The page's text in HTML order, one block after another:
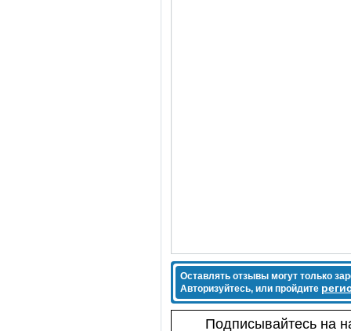
Оставлять отзывы могут только
Авторизуйтесь, или пройдите
Подписывайтесь на